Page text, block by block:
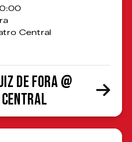
Central
de Fora @
Central